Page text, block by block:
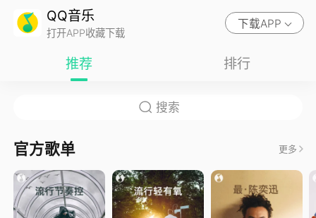
QQ音乐
打开APP收藏下载
下载APP
推荐 排行
官方歌单 更多